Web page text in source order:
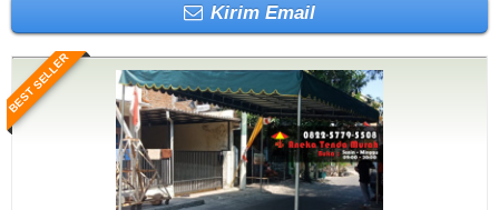
Kirim Email
BEST SELLER